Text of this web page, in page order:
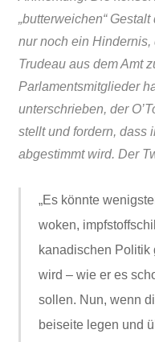
„butterweichen“
nur noch ein
Trudeau aus dem Amt
Parlamentsmitglieder
unterschrieben, der
stellt und fordern, dass
abgestimmt wird. Der
„Es könnte
woken,
kanadischen Politik
wird – wie er es
sollen. Nun, wenn
beiseite legen und